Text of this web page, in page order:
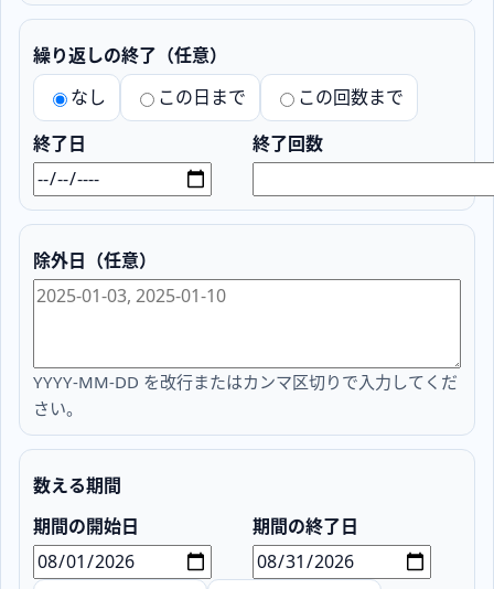
繰り返しの終了（任意）
なし
この日まで
この回数まで
終了日
終了回数
除外日（任意）
YYYY-MM-DD を改行またはカンマ区切りで入力してくだ
さい。
数える期間
期間の開始日
期間の終了日